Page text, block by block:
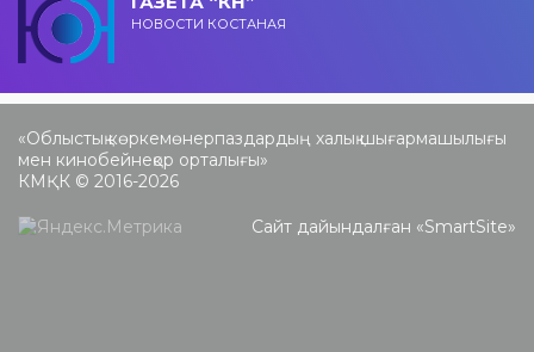
НОВОСТИ КОСТАНАЯ
«Облыстық көркемөнерпаздардың халық шығармашылығы
мен кинобейнеқор орталығы»
КМҚК © 2016-2026
Сайт дайындалған «SmartSite»